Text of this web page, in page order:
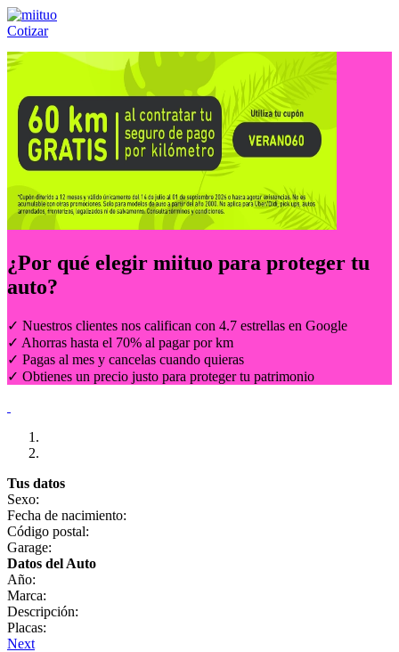
Cotizar
Llámanos al:(55) 84-21-05-00 ó
¿Por qué elegir miituo para proteger tu
auto?
✓ Nuestros clientes nos califican con 4.7 estrellas en Google
✓ Ahorras hasta el 70% al pagar por km
✓ Pagas al mes y cancelas cuando quieras
✓ Obtienes un precio justo para proteger tu patrimonio
Tus datos
Sexo:
Fecha de nacimiento:
Código postal:
Garage:
Datos del Auto
Año:
Marca:
Descripción:
Placas:
Next